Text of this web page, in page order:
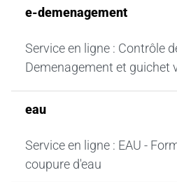
e-demenagement
Service en ligne : Contrôle
Demenagement et guichet
eau
Service en ligne : EAU -
coupure d'eau